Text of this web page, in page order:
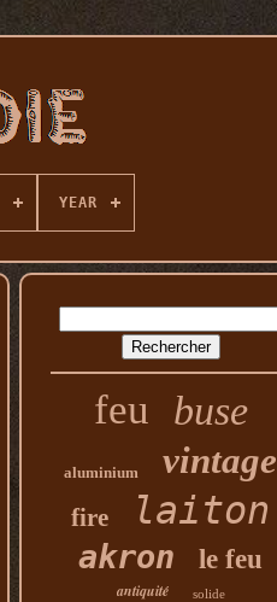
YEAR
feu buse
aluminium vintage
fire laiton
akron le feu
antiquité solide